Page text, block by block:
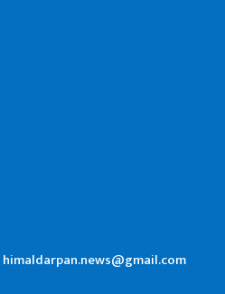
himaldarpan.news@gmail.com